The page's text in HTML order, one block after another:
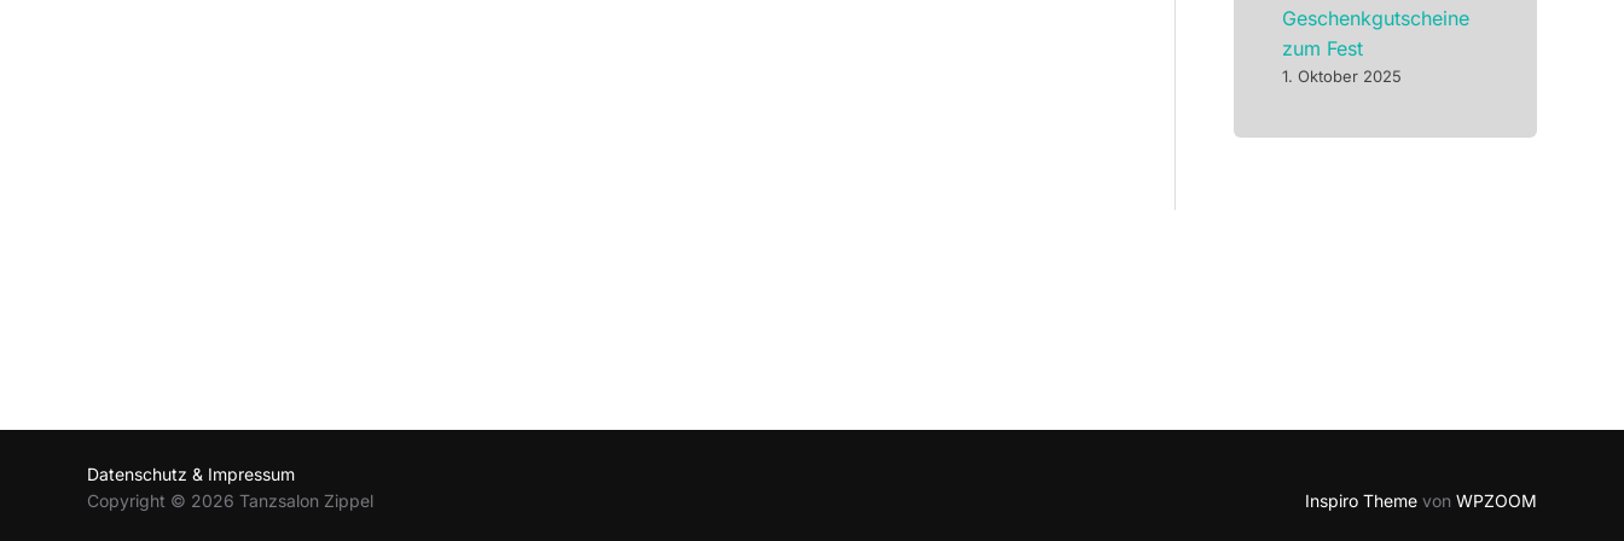
Geschenkgutscheine
zum Fest
1. Oktober 2025
Datenschutz & Impressum
Copyright © 2026 Tanzsalon Zippel
Inspiro Theme von WPZOOM